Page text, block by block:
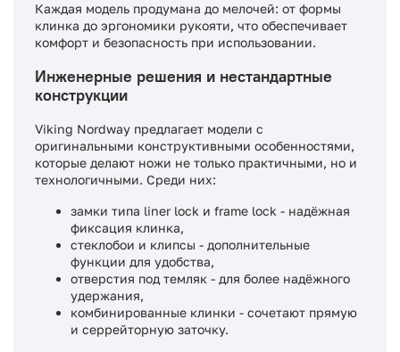
Каждая модель продумана до мелочей: от формы
клинка до эргономики рукояти, что обеспечивает
комфорт и безопасность при использовании.
Инженерные решения и нестандартные
конструкции
Viking Nordway предлагает модели с
оригинальными конструктивными особенностями,
которые делают ножи не только практичными, но и
технологичными. Среди них:
замки типа liner lock и frame lock - надёжная
фиксация клинка,
стеклобои и клипсы - дополнительные
функции для удобства,
отверстия под темляк - для более надёжного
удержания,
комбинированные клинки - сочетают прямую
и серрейторную заточку.